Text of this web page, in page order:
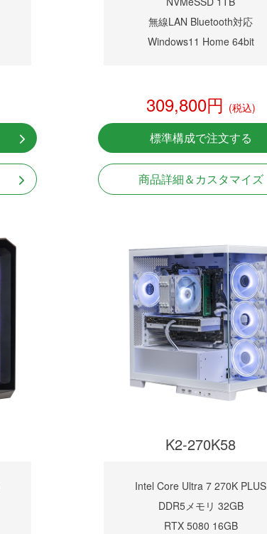
無線LAN Bluetooth対応
Windows11 Home 64bit
309,800円 (税込)
標準構成で注文する
商品詳細＆カスタマイズ
K2-270K58
Intel Core Ultra 7 270K PLUS
DDR5メモリ 32GB
RTX 5080 16GB